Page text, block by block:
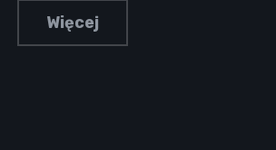
Więcej